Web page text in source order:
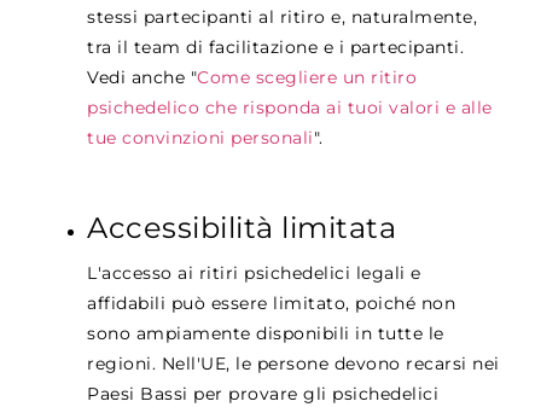
stessi partecipanti al ritiro e, naturalmente,
tra il team di facilitazione e i partecipanti.
Vedi anche "Come scegliere un ritiro
psichedelico che risponda ai tuoi valori e alle
tue convinzioni personali".
Accessibilità limitata
L'accesso ai ritiri psichedelici legali e
affidabili può essere limitato, poiché non
sono ampiamente disponibili in tutte le
regioni. Nell'UE, le persone devono recarsi nei
Paesi Bassi per provare gli psichedelici